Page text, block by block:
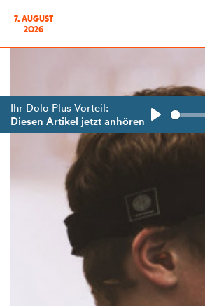
7. AUGUST
2026
Ihr Dolo Plus Vorteil:
Diesen Artikel jetzt anhören